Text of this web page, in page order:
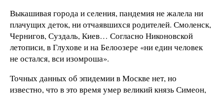
Выкашивая города и селения, пандемия не жалела ни
плачущих деток, ни отчаявшихся родителей. Смоленск,
Чернигов, Суздаль, Киев… Согласно Никоновской
летописи, в Глухове и на Белоозере «ни един человек
не остался, вси изомроша».
Точных данных об эпидемии в Москве нет, но
известно, что в это время умер великий князь Симеон,